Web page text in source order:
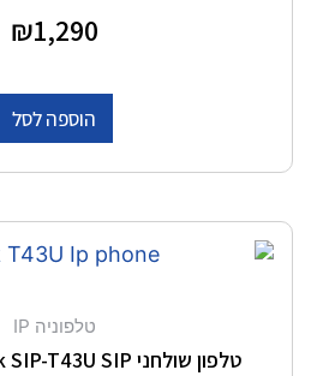
₪1,290
הוספה לסל
טלפוניה IP
טלפון שולחני IP T43U Yealink SIP-T43U SIP